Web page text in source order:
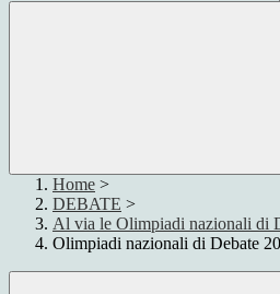
Home >
DEBATE >
Al via le Olimpiadi nazionali di
Olimpiadi nazionali di Debate